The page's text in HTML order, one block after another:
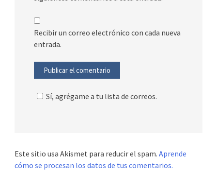
Recibir un correo electrónico con cada nueva
entrada.
Sí, agrégame a tu lista de correos.
Este sitio usa Akismet para reducir el spam. Aprende
cómo se procesan los datos de tus comentarios.